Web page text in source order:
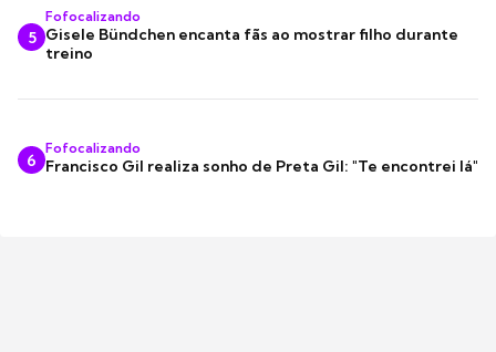
5
Fofocalizando
Gisele Bündchen encanta fãs ao mostrar filho durante
treino
6
Fofocalizando
Francisco Gil realiza sonho de Preta Gil: "Te encontrei lá"